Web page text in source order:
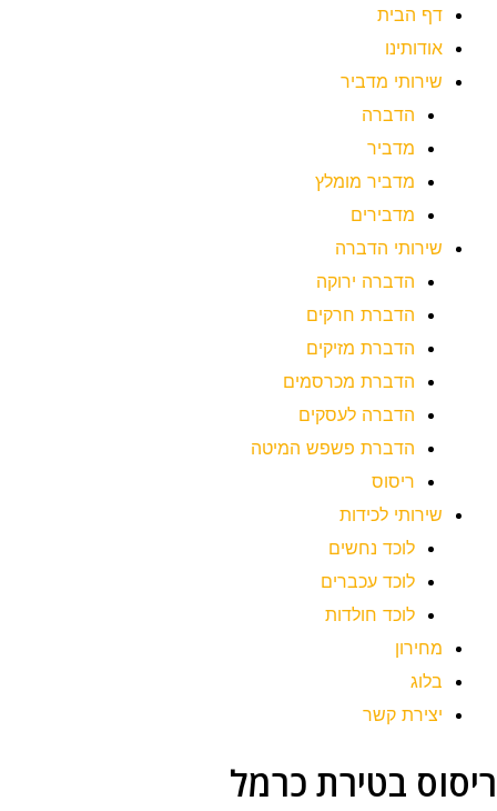
דף הבית
אודותינו
שירותי מדביר
הדברה
מדביר
מדביר מומלץ
מדבירים
שירותי הדברה
הדברה ירוקה
הדברת חרקים
הדברת מזיקים
הדברת מכרסמים
הדברה לעסקים
הדברת פשפש המיטה
ריסוס
שירותי לכידות
לוכד נחשים
לוכד עכברים
לוכד חולדות
מחירון
בלוג
יצירת קשר
ריסוס בטירת כרמל